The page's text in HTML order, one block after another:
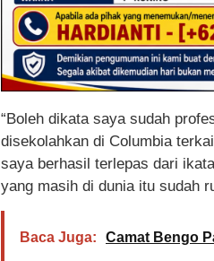
“Boleh dikata saya sudah
disekolahkan di Columbia
saya berhasil terlepas dari
yang masih di dunia itu sudah
Baca Juga: Camat Bengo